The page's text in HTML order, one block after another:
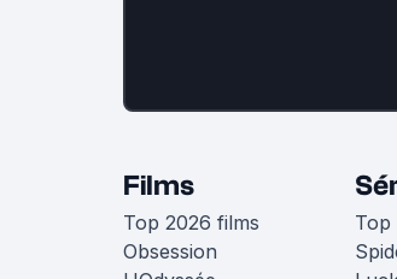
Films
Top 2026 films
Obsession
Top